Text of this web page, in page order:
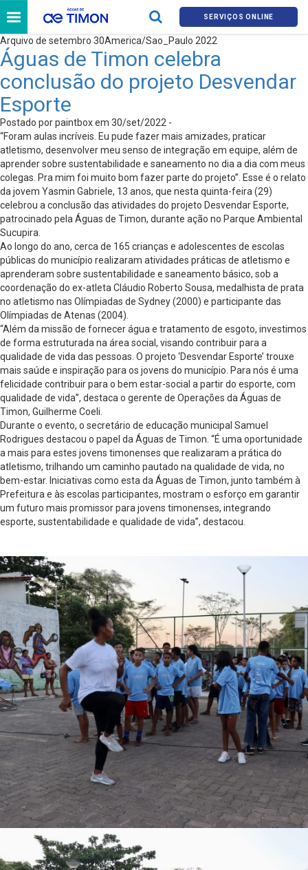
SERVIÇOS ONLINE
Arquivo de setembro 30America/Sao_Paulo 2022
Águas de Timon celebra
conclusão do projeto Desvendar
Esporte
Postado por paintbox em 30/set/2022 -
“Foram aulas incríveis. Eu pude fazer mais amizades, praticar
atletismo, desenvolver meu senso de integração em equipe, além de
aprender sobre sustentabilidade e saneamento no dia a dia com meus
colegas. Pra mim foi muito bom fazer parte do projeto”. Esse é o relato
da jovem Yasmin Gabriele, 13 anos, que nesta quinta-feira (29)
celebrou a conclusão das atividades do projeto Desvendar Esporte,
patrocinado pela Águas de Timon, durante ação no Parque Ambiental
Sucupira.
Ao longo do ano, cerca de 165 crianças e adolescentes de escolas
públicas do município realizaram atividades práticas de atletismo e
aprenderam sobre sustentabilidade e saneamento básico, sob a
coordenação do ex-atleta Cláudio Roberto Sousa, medalhista de prata
no atletismo nas Olímpiadas de Sydney (2000) e participante das
Olímpiadas de Atenas (2004).
“Além da missão de fornecer água e tratamento de esgoto, investimos
de forma estruturada na área social, visando contribuir para a
qualidade de vida das pessoas. O projeto ‘Desvendar Esporte’ trouxe
mais saúde e inspiração para os jovens do município. Para nós é uma
felicidade contribuir para o bem estar-social a partir do esporte, com
qualidade de vida’’, destaca o gerente de Operações da Águas de
Timon, Guilherme Coeli.
Durante o evento, o secretário de educação municipal Samuel
Rodrigues destacou o papel da Águas de Timon. “É uma oportunidade
a mais para estes jovens timonenses que realizaram a prática do
atletismo, trilhando um caminho pautado na qualidade de vida, no
bem-estar. Iniciativas como esta da Águas de Timon, junto também à
Prefeitura e às escolas participantes, mostram o esforço em garantir
um futuro mais promissor para jovens timonenses, integrando
esporte, sustentabilidade e qualidade de vida”, destacou.